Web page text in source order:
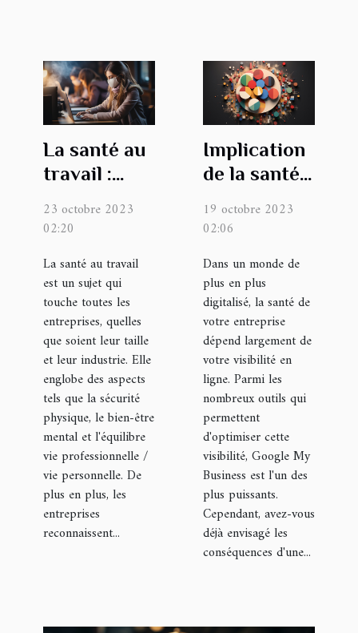
La santé au
travail :
et enjeux
entreprises
23 octobre 2023
02:20
La santé au travail
est un sujet qui
touche toutes les
entreprises, quelles
que soient leur taille
et leur industrie. Elle
englobe des aspects
tels que la sécurité
physique, le bien-être
mental et l'équilibre
vie professionnelle /
vie personnelle. De
plus en plus, les
entreprises
reconnaissent...
Implication
de la santé
entreprise
suspension
de votre
fiche
Google My
Business
19 octobre 2023
02:06
Dans un monde de
plus en plus
digitalisé, la santé de
votre entreprise
dépend largement de
votre visibilité en
ligne. Parmi les
nombreux outils qui
permettent
d'optimiser cette
visibilité, Google My
Business est l'un des
plus puissants.
Cependant, avez-vous
déjà envisagé les
conséquences d'une...